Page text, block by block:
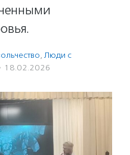
, Люди с
18.02.2026